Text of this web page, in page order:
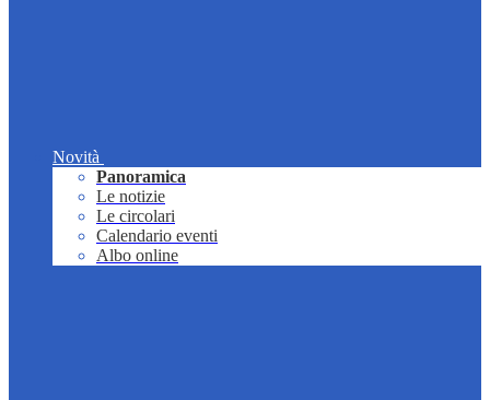
Novità
Panoramica
Le notizie
Le circolari
Calendario eventi
Albo online